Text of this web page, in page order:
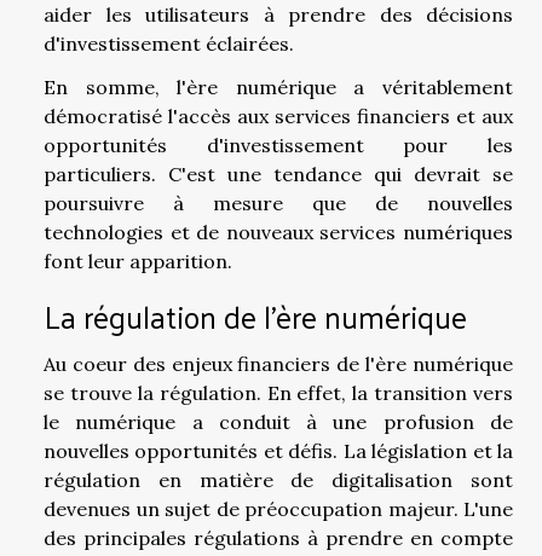
aider les utilisateurs à prendre des décisions
d'investissement éclairées.
En somme, l'ère numérique a véritablement
démocratisé l'accès aux services financiers et aux
opportunités d'investissement pour les
particuliers. C'est une tendance qui devrait se
poursuivre à mesure que de nouvelles
technologies et de nouveaux services numériques
font leur apparition.
La régulation de l'ère numérique
Au coeur des enjeux financiers de l'ère numérique
se trouve la régulation. En effet, la transition vers
le numérique a conduit à une profusion de
nouvelles opportunités et défis. La législation et la
régulation en matière de digitalisation sont
devenues un sujet de préoccupation majeur. L'une
des principales régulations à prendre en compte